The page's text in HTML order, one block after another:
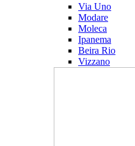
Via Uno
Modare
Moleca
Ipanema
Beira Rio
Vizzano